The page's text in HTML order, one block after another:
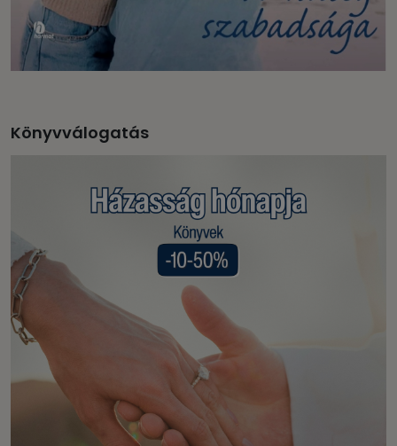
Könyvválogatás